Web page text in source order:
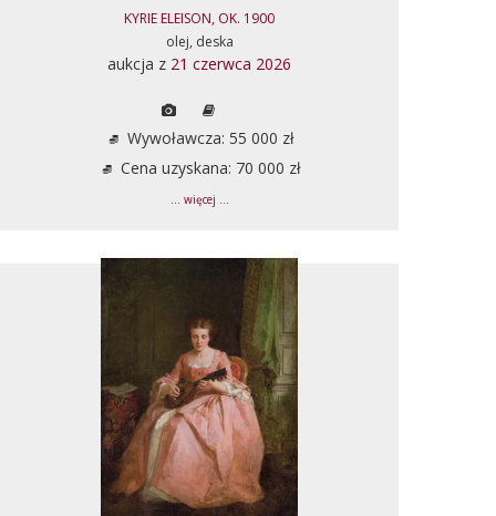
KYRIE ELEISON, OK. 1900
olej, deska
aukcja z 21 czerwca 2026
Wywoławcza: 55 000 zł
Cena uzyskana: 70 000 zł
... więcej ...